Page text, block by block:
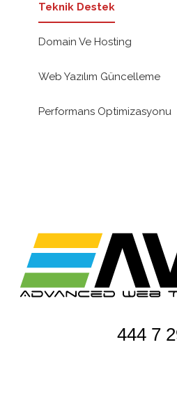
Teknik Destek
Domain Ve Hosting
Web Yazılım Güncelleme
Performans Optimizasyonu
444 7